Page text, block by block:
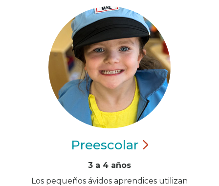
Preescolar
3 a 4 años
Los pequeños ávidos aprendices utilizan